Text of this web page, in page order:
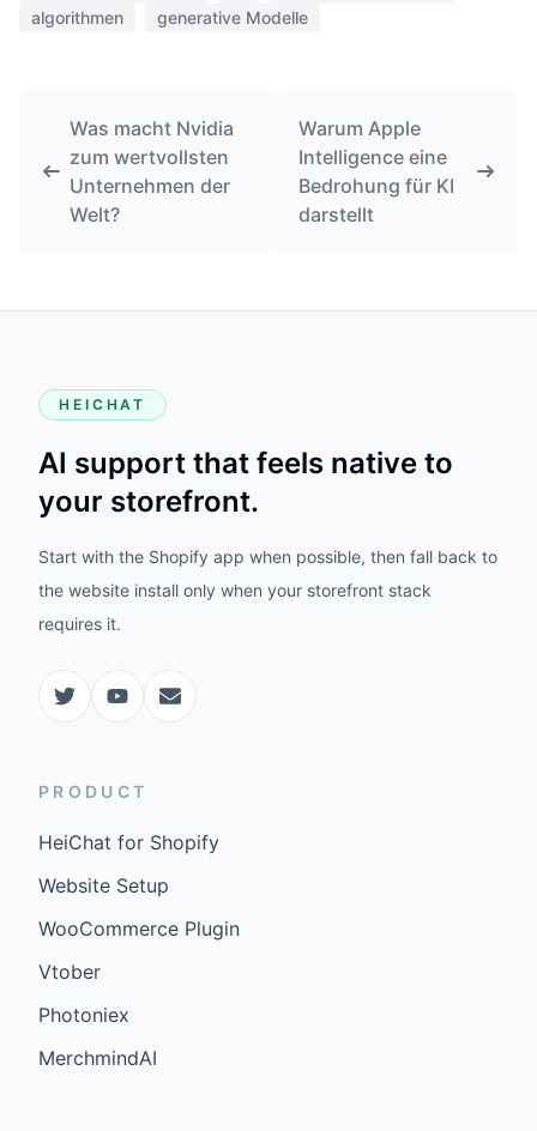
algorithmen
generative Modelle
Was macht Nvidia
zum wertvollsten
Unternehmen der
Welt?
Warum Apple
Intelligence eine
Bedrohung für KI
darstellt
HEICHAT
AI support that feels native to
your storefront.
Start with the Shopify app when possible, then fall back to
the website install only when your storefront stack
requires it.
PRODUCT
HeiChat for Shopify
Website Setup
WooCommerce Plugin
Vtober
Photoniex
MerchmindAI